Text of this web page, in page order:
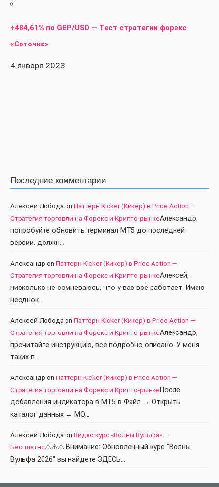
+484,61% по GBP/USD — Тест стратегии форекс
«Соточка»
4 января 2023
Последние комментарии
Алексей Лобода on Паттерн Kicker (Кикер) в Price Action —
Стратегия торговли на Форекс и Крипто-рынкеАлександр,
попробуйте обновить терминал МТ5 до последней
версии. должн…
Александр on Паттерн Kicker (Кикер) в Price Action —
Стратегия торговли на Форекс и Крипто-рынкеАлексей,
нисколько не сомневаюсь, что у вас всё работает. Имею
неоднок…
Алексей Лобода on Паттерн Kicker (Кикер) в Price Action —
Стратегия торговли на Форекс и Крипто-рынкеАлександр,
прочитайте инструкцию, все подробно описано. У меня
таких п…
Александр on Паттерн Kicker (Кикер) в Price Action —
Стратегия торговли на Форекс и Крипто-рынкеПосле
добавления индикатора в МТ5 в Файл → Открыть
каталог данных → MQ…
Алексей Лобода on Видео курс «Волны Вульфа» —
Бесплатно⚠️⚠️⚠️ Внимание: Обновленный курс "Волны
Вульфа 2026" вы найдете ЗДЕСЬ…